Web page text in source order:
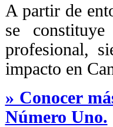
A partir de
se
profesional,
impacto en
» Conocer
Número Uno.